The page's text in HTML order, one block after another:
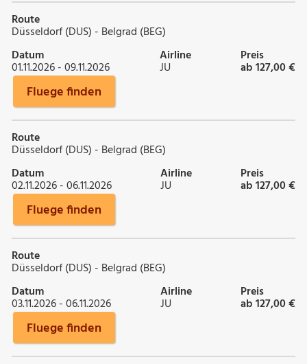
Route
Düsseldorf (DUS) - Belgrad (BEG)
Datum
01.11.2026 - 09.11.2026
Airline
JU
Preis
ab 127,00 €
Fluege finden
Route
Düsseldorf (DUS) - Belgrad (BEG)
Datum
02.11.2026 - 06.11.2026
Airline
JU
Preis
ab 127,00 €
Fluege finden
Route
Düsseldorf (DUS) - Belgrad (BEG)
Datum
03.11.2026 - 06.11.2026
Airline
JU
Preis
ab 127,00 €
Fluege finden